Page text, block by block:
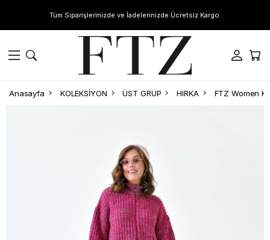
Tüm Siparişlerinizde ve İadelerinizde Ücretsiz Kargo.
Anasayfa KOLEKSİYON ÜST GRUP HIRKA